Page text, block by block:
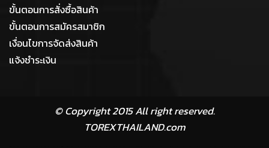
ขั้นตอนการสั่งซื้อสินค้า
ขั้นตอนการสมัครสมาชิก
เงื่อนไขการจัดส่งสินค้า
แจ้งชำระเงิน
© Copyright 2015 All right reserved.
TOREXTHAILAND.com